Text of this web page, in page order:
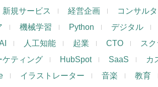
新規サービス 経営企画 コンサルタ
機械学習 Python デジタル
人工知能 起業 CTO
ス
ケティング HubSpot SaaS
カ
イラストレーター 音楽 教育